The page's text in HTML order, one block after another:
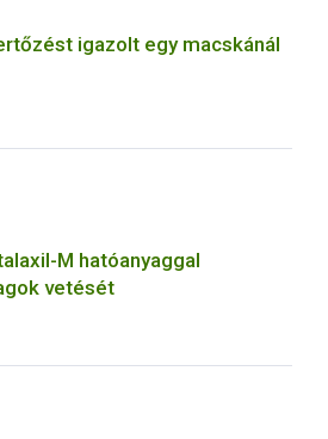
igazolt egy macskánál
M hatóanyaggal
vetését